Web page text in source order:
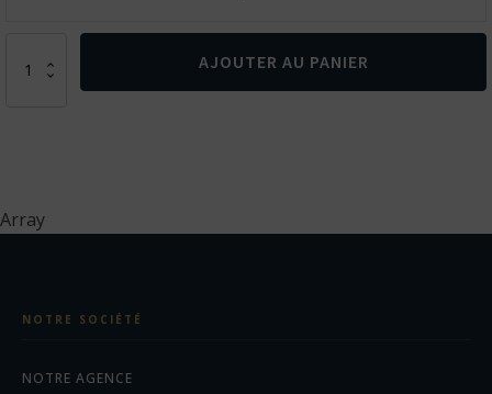
AJOUTER AU PANIER
Array
NOTRE SOCIÉTÉ
NOTRE AGENCE